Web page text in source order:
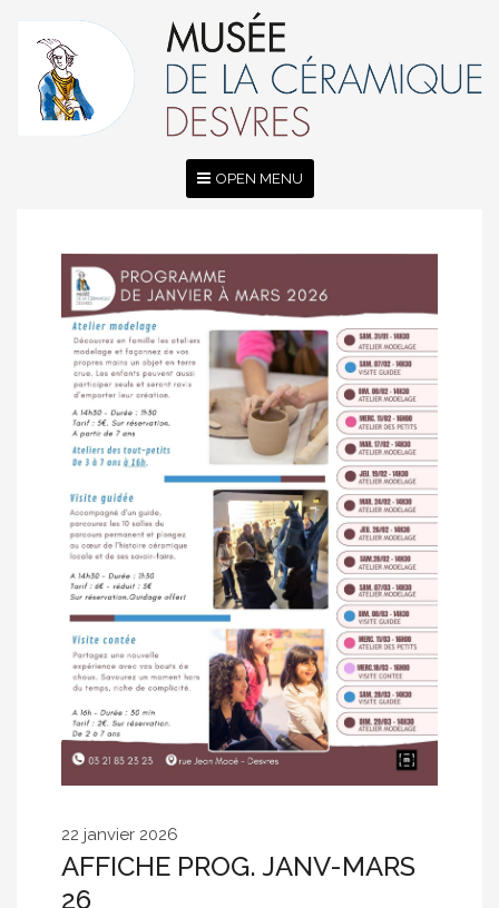
OPEN MENU
22 janvier 2026
AFFICHE PROG. JANV-MARS
26